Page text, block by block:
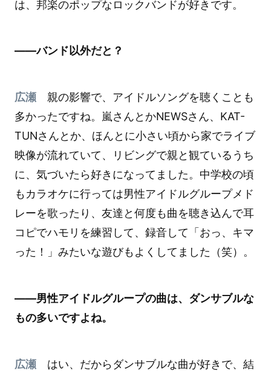
は、邦楽のポップなロックバンドが好きです。
――バンド以外だと？
広瀬親の影響で、アイドルソングを聴くことも
多かったですね。嵐さんとかNEWSさん、KAT-
TUNさんとか、ほんとに小さい頃から家でライブ
映像が流れていて、リビングで親と観ているうち
に、気づいたら好きになってました。中学校の頃
もカラオケに行っては男性アイドルグループメド
レーを歌ったり、友達と何度も曲を聴き込んで耳
コピでハモリを練習して、録音して「おっ、キマ
った！」みたいな遊びもよくしてました（笑）。
――男性アイドルグループの曲は、ダンサブルな
もの多いですよね。
広瀬はい、だからダンサブルな曲が好きで、結